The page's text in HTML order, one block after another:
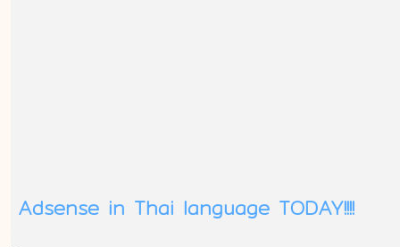
Adsense in Thai language TODAY!!!!